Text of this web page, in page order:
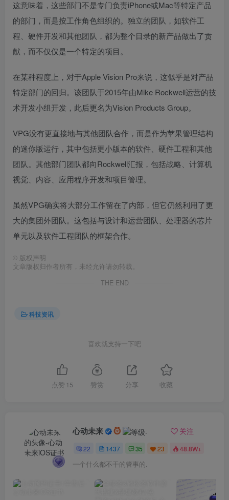
这意味着，这些部门不是专门负责iPhone或Mac等特定产品
的部门，而是按工作角色组织的。独立的团队，如软件工
程、硬件开发和其他团队，都为整个目录的新产品做出了贡
献，而不仅仅是一个特定的项目。
在某种程度上，对于Apple Vision Pro来说，这似乎是对产品
特定部门的回归。该团队于2015年由Mike Rockwell运营的技
术开发小组开发，此后更名为Vision Products Group。
VPG没有更直接地与其他团队合作，而是作为苹果管理结构
的迷你版运行，其中包括更小版本的软件、硬件工程和其他
团队。其他部门团队都向Rockwell汇报，包括战略、计算机
视觉、内容、应用程序开发和项目管理。
虽然VPG确实将大部分工作留在了内部，但它仍然利用了更
大的集团外团队。这包括与设计和运营团队、处理器的芯片
单元以及软件工程团队的框架合作。
© 版权声明
文章版权归作者所有，未经允许请勿转载。
THE END
科技资讯
喜欢就支持一下吧
点赞 15 赞赏 分享 收藏
心动未来 关注
22 1437 35 23 48.8W+
一个什么都不干的管事的.